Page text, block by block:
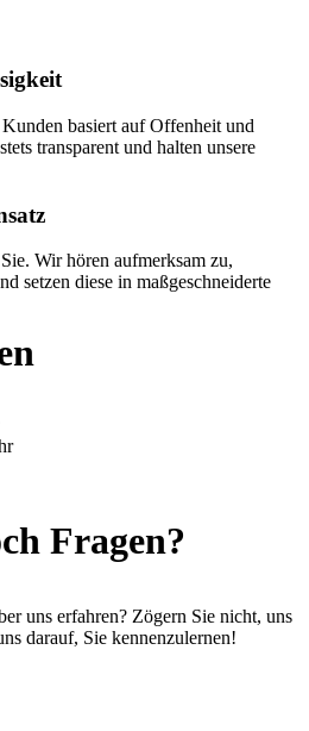
basiert auf Offenheit und
transparent und halten unsere
Wir hören aufmerksam zu,
setzen diese in maßgeschneiderte
Fragen?
uns erfahren? Zögern Sie nicht, uns
darauf, Sie kennenzulernen!